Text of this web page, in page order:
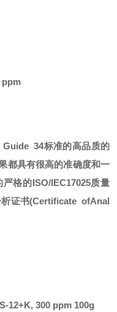
ppm
34标准的高品质的
都具有很高的准确度和一
格的ISO/IEC17025质量
证书(Certificate ofAnal
12+K, 300 ppm 100g